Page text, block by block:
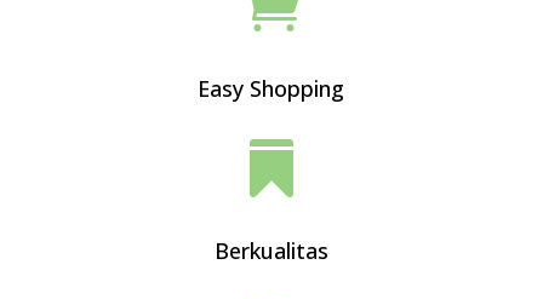
Easy Shopping

Berkualitas